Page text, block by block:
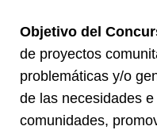
Objetivo del
de proyectos
problemáticas y/o
de las necesidades
comunidades,